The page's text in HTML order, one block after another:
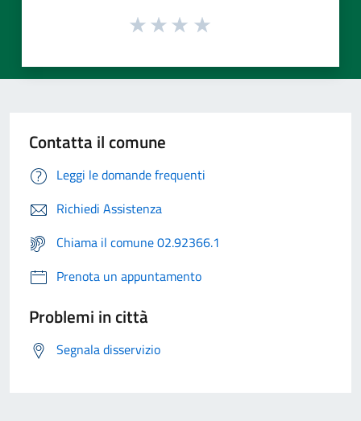
Contatta il comune
Leggi le domande frequenti
Richiedi Assistenza
Chiama il comune 02.92366.1
Prenota un appuntamento
Problemi in città
Segnala disservizio